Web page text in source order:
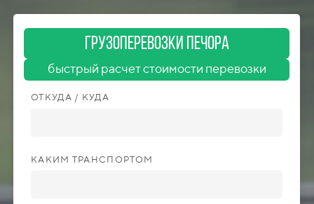
ГрузоперевозкИ Печора
быстрый расчет стоимости перевозки
ОТКУДА / КУДА
КАКИМ ТРАНСПОРТОМ